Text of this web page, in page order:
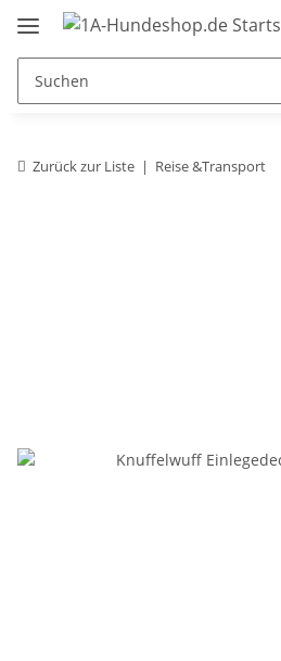
Zurück zur Liste Reise &Transport